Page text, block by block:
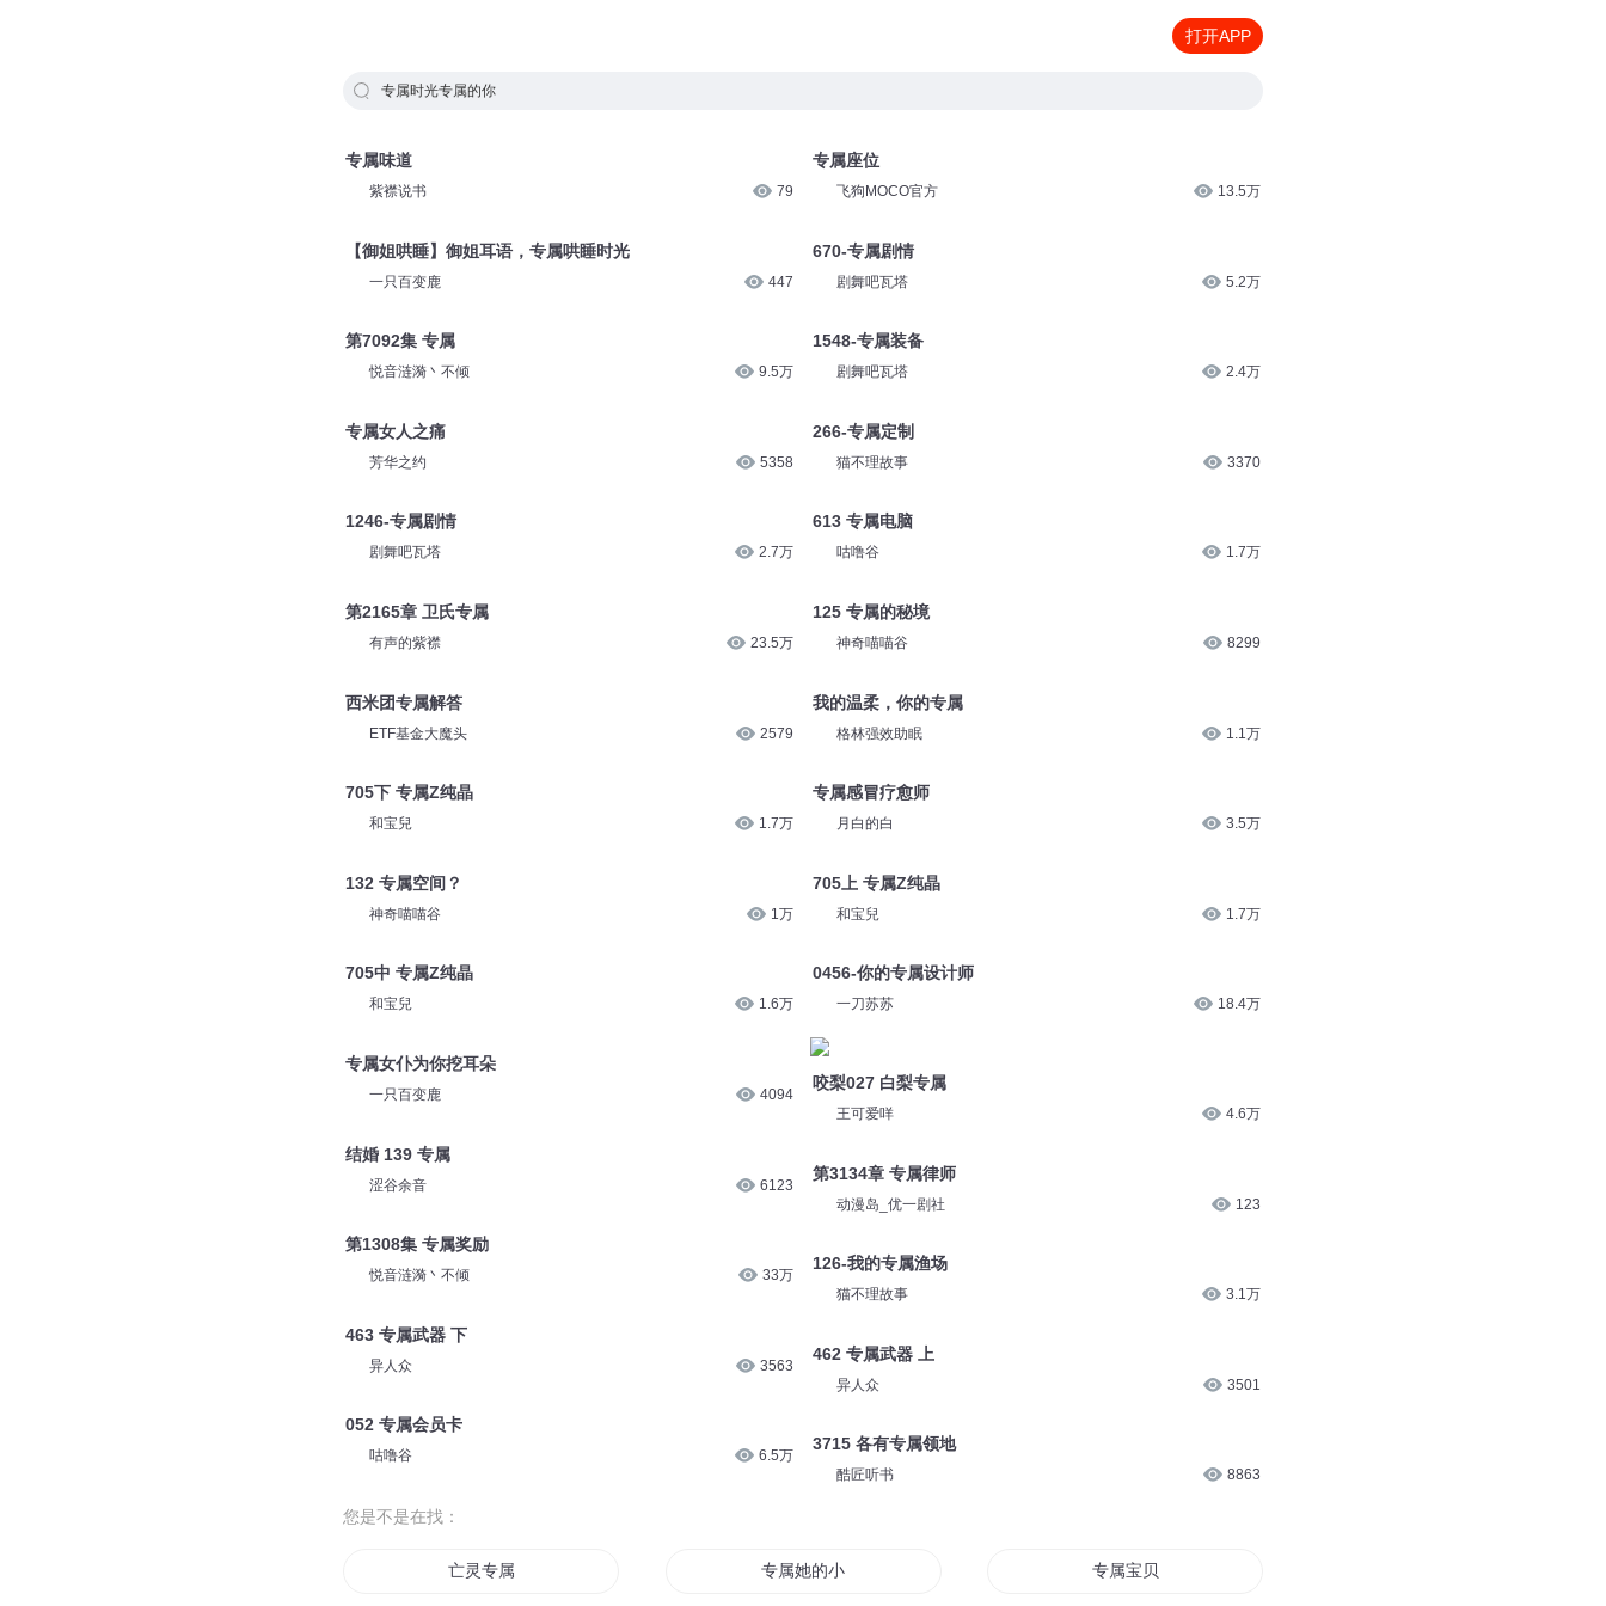
打开APP
专属时光专属的你
专属味道
紫襟说书 79
【御姐哄睡】御姐耳语，专属哄睡时光
一只百变鹿 447
第7092集 专属
悦音涟漪丶不倾 9.5万
专属女人之痛
芳华之约 5358
1246-专属剧情
剧舞吧瓦塔 2.7万
第2165章 卫氏专属
有声的紫襟 23.5万
西米团专属解答
ETF基金大魔头 2579
705下 专属Z纯晶
和宝兒 1.7万
132 专属空间？
神奇喵喵谷 1万
705中 专属Z纯晶
和宝兒 1.6万
专属女仆为你挖耳朵
一只百变鹿 4094
结婚 139 专属
涩谷余音 6123
第1308集 专属奖励
悦音涟漪丶不倾 33万
463 专属武器 下
异人众 3563
052 专属会员卡
咕噜谷 6.5万
专属座位
飞狗MOCO官方 13.5万
670-专属剧情
剧舞吧瓦塔 5.2万
1548-专属装备
剧舞吧瓦塔 2.4万
266-专属定制
猫不理故事 3370
613 专属电脑
咕噜谷 1.7万
125 专属的秘境
神奇喵喵谷 8299
我的温柔，你的专属
格林强效助眠 1.1万
专属感冒疗愈师
月白的白 3.5万
705上 专属Z纯晶
和宝兒 1.7万
0456-你的专属设计师
一刀苏苏 18.4万
咬梨027 白梨专属
王可爱咩 4.6万
第3134章 专属律师
动漫岛_优一剧社 123
126-我的专属渔场
猫不理故事 3.1万
462 专属武器 上
异人众 3501
3715 各有专属领地
酷匠听书 8863
您是不是在找：
亡灵专属 专属她的小星星 专属宝贝